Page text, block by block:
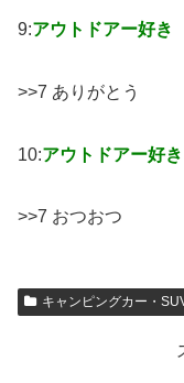
9:アウトドアー好き
>>7 ありがとう
10:アウトドアー好き
>>7 おつおつ
キャンピングカー・